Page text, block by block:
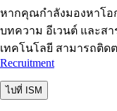
หากคุณกำลังมองหาโอ
บทความ อีเวนต์ และสา
เทคโนโลยี สามารถติ
Recruitment
ไปที่ ISM